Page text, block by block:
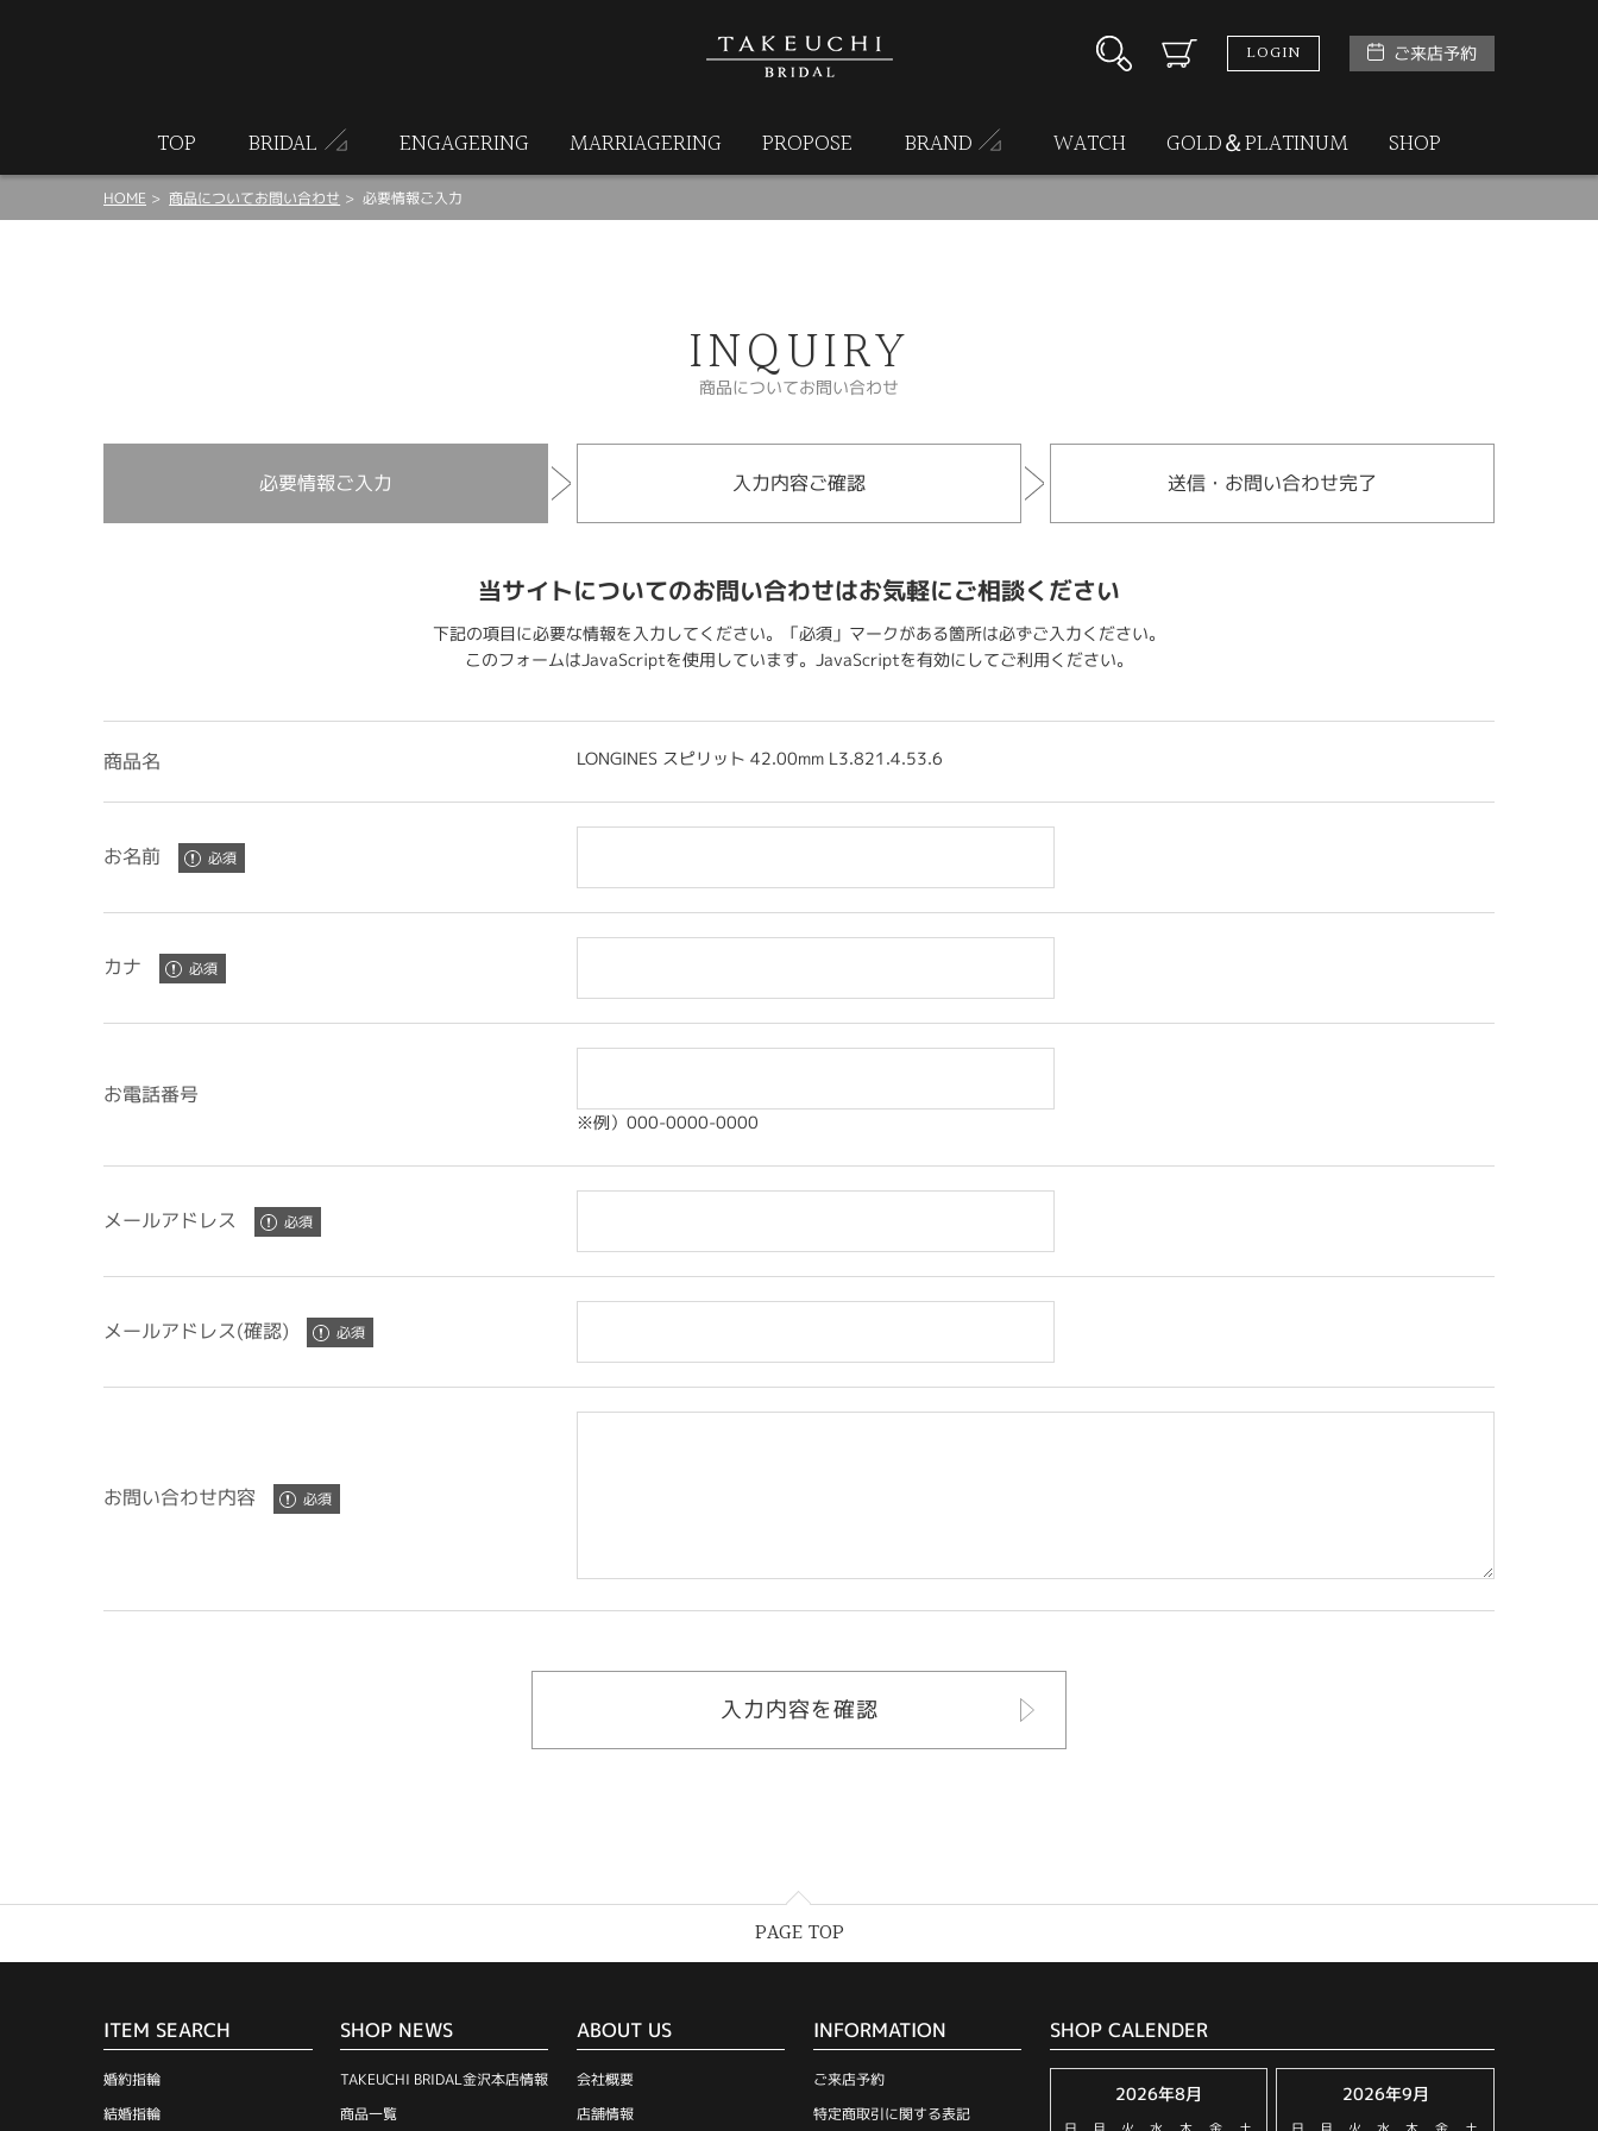
LOGIN ご来店予約
TOP BRIDAL ENGAGERING MARRIAGERING PROPOSE BRAND WATCH GOLD＆PLATINUM SHOP
HOME 商品についてお問い合わせ 必要情報ご入力
INQUIRY
商品についてお問い合わせ
必要情報ご入力 入力内容ご確認 送信・お問い合わせ完了
当サイトについてのお問い合わせはお気軽にご相談ください
下記の項目に必要な情報を入力してください。「必須」マークがある箇所は必ずご入力ください。
このフォームはJavaScriptを使用しています。JavaScriptを有効にしてご利用ください。
商品名 LONGINES スピリット 42.00mm L3.821.4.53.6
お名前
カナ
お電話番号
※例）000-0000-0000
メールアドレス
メールアドレス(確認)
お問い合わせ内容
PAGE TOP
ITEM SEARCH
婚約指輪
結婚指輪
SHOP NEWS
TAKEUCHI BRIDAL金沢本店情報
商品一覧
ABOUT US
会社概要
店舗情報
INFORMATION
ご来店予約
特定商取引に関する表記
SHOP CALENDER
2026年8月 2026年9月